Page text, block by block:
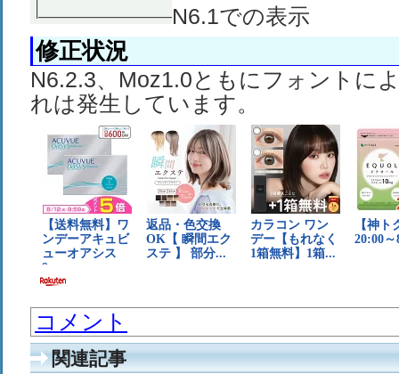
N6.1での表示
修正状況
N6.2.3、Moz1.0ともにフォントに
れは発生しています。
コメント
関連記事